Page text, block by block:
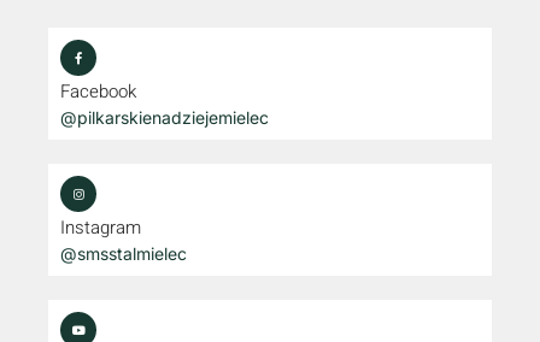
Facebook
@pilkarskienadziejemielec
Instagram
@smsstalmielec